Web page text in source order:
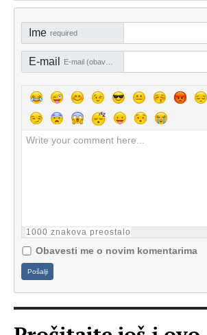
Ime required
E-mail
1000 znakova preostalo
Obavesti me o novim komentarima
Pošalji